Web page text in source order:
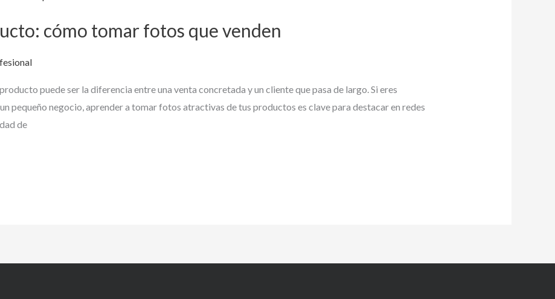
cómo tomar fotos que venden
puede ser la diferencia entre una venta concretada y un cliente que pasa de largo. Si eres
pequeño negocio, aprender a tomar fotos atractivas de tus productos es clave para destacar en redes
de